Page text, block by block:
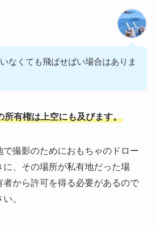
なくても飛ばせばい場合はありま
所有権は上空にも及びます。
で撮影のためにおもちゃのドロー
に、その場所が私有地だった場
者から許可を得る必要があるので
。